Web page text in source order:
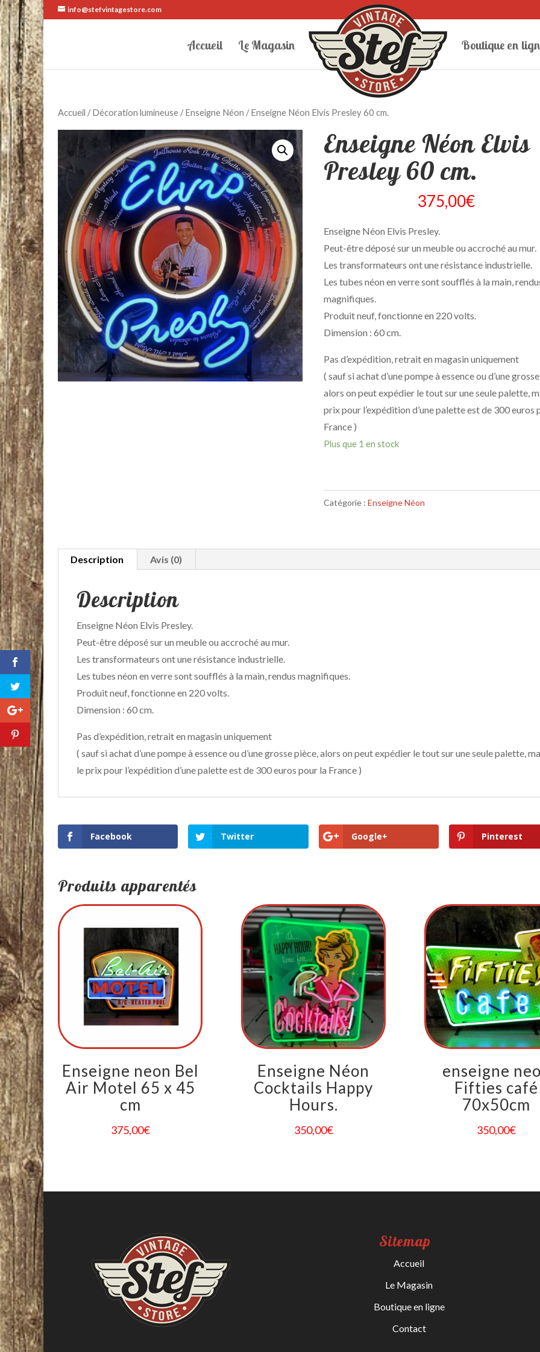
info@stefvintagestore.com
Accueil Le Magasin Boutique en
Accueil /Décoration lumineuse /Enseigne Néon / Enseigne Néon Elvis Presley 60 cm.
Enseigne Néon Elvis
Presley 60 cm.
375,00€
Enseigne Néon Elvis Presley.
Peut-être déposé sur un meuble ou accroché au mur.
Les transformateurs ont une résistance industrielle.
Les tubes néon en verre sont soufflés à la main,
magnifiques.
Produit neuf, fonctionne en 220 volts.
Dimension : 60 cm.
Pas d’expédition, retrait en magasin uniquement
( sauf si achat d’une pompe à essence ou d’une
alors on peut expédier le tout sur une seule palette,
prix pour l’expédition d’une palette est de 300 euros
France )
Plus que 1 en stock
Catégorie :Enseigne Néon
Description Avis (0)
Description
Enseigne Néon Elvis Presley.
Peut-être déposé sur un meuble ou accroché au mur.
Les transformateurs ont une résistance industrielle.
Les tubes néon en verre sont soufflés à la main, rendus magnifiques.
Produit neuf, fonctionne en 220 volts.
Dimension : 60 cm.
Pas d’expédition, retrait en magasin uniquement
( sauf si achat d’une pompe à essence ou d’une grosse pièce, alors on peut expédier le tout sur une seule palette,
le prix pour l’expédition d’une palette est de 300 euros pour la France )
Facebook Twitter Google+ Pinterest
Produits apparentés
Enseigne neon Bel
Air Motel 65 x 45
cm
375,00€
Enseigne Néon
Cocktails Happy
Hours.
350,00€
enseigne
Fifties café
70x50cm
350,00€
Sitemap
Accueil
Le Magasin
Boutique en ligne
Contact